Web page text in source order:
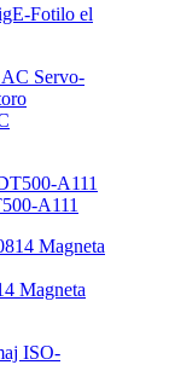
Fotilo el
A111
Magneta